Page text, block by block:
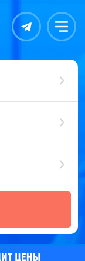
Контакты Меню